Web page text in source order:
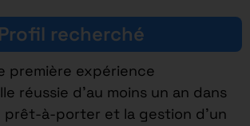
Profil recherché
première expérience
réussie d’au moins un an dans
prêt-à-porter et la gestion d’un